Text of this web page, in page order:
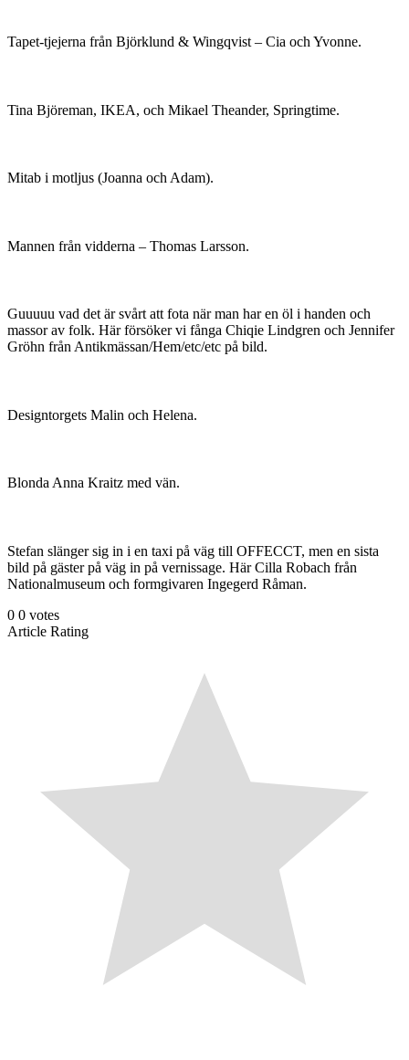
Tapet-tjejerna från Björklund & Wingqvist – Cia och Yvonne.
Tina Björeman, IKEA, och Mikael Theander, Springtime.
Mitab i motljus (Joanna och Adam).
Mannen från vidderna – Thomas Larsson.
Guuuuu vad det är svårt att fota när man har en öl i handen och
massor av folk. Här försöker vi fånga Chiqie Lindgren och Jennifer
Gröhn från Antikmässan/Hem/etc/etc på bild.
Designtorgets Malin och Helena.
Blonda Anna Kraitz med vän.
Stefan slänger sig in i en taxi på väg till OFFECCT, men en sista
bild på gäster på väg in på vernissage. Här Cilla Robach från
Nationalmuseum och formgivaren Ingegerd Råman.
0 0 votes
Article Rating